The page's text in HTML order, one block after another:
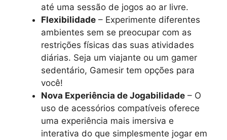
até uma sessão de jogos ao ar livre.
Flexibilidade – Experimente diferentes
ambientes sem se preocupar com as
restrições físicas das suas atividades
diárias. Seja um viajante ou um gamer
sedentário, Gamesir tem opções para
você!
Nova Experiência de Jogabilidade – O
uso de acessórios compatíveis oferece
uma experiência mais imersiva e
interativa do que simplesmente jogar em